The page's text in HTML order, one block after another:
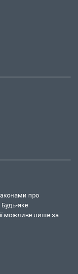
про
Будь-яке
можливе лише за